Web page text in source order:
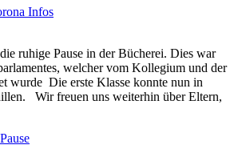
Infos
ruhige Pause in der Bücherei. Dies war
welcher vom Kollegium und der
wurde Die erste Klasse konnte nun in
Wir freuen uns weiterhin über Eltern,